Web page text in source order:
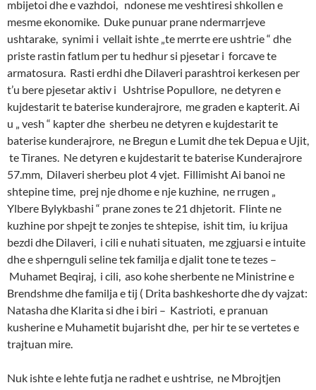
mbijetoi dhe e vazhdoi, ndonese me veshtiresi shkollen e
mesme ekonomike. Duke punuar prane ndermarrjeve
ushtarake, synimi i vellait ishte „te merrte ere ushtrie “ dhe
priste rastin fatlum per tu hedhur si pjesetar i forcave te
armatosura. Rasti erdhi dhe Dilaveri parashtroi kerkesen per
t’u bere pjesetar aktiv i Ushtrise Popullore, ne detyren e
kujdestarit te baterise kunderajrore, me graden e kapterit. Ai
u „ vesh “ kapter dhe sherbeu ne detyren e kujdestarit te
baterise kunderajrore, ne Bregun e Lumit dhe tek Depua e Ujit,
te Tiranes. Ne detyren e kujdestarit te baterise Kunderajrore
57.mm, Dilaveri sherbeu plot 4 vjet. Fillimisht Ai banoi ne
shtepine time, prej nje dhome e nje kuzhine, ne rrugen „
Ylbere Bylykbashi “ prane zones te 21 dhjetorit. Flinte ne
kuzhine por shpejt te zonjes te shtepise, ishit tim, iu krijua
bezdi dhe Dilaveri, i cili e nuhati situaten, me zgjuarsi e intuite
dhe e shpernguli seline tek familja e djalit tone te tezes –
Muhamet Beqiraj, i cili, aso kohe sherbente ne Ministrine e
Brendshme dhe familja e tij ( Drita bashkeshorte dhe dy vajzat:
Natasha dhe Klarita si dhe i biri – Kastrioti, e pranuan
kusherine e Muhametit bujarisht dhe, per hir te se vertetes e
trajtuan mire.
Nuk ishte e lehte futja ne radhet e ushtrise, ne Mbrojtjen